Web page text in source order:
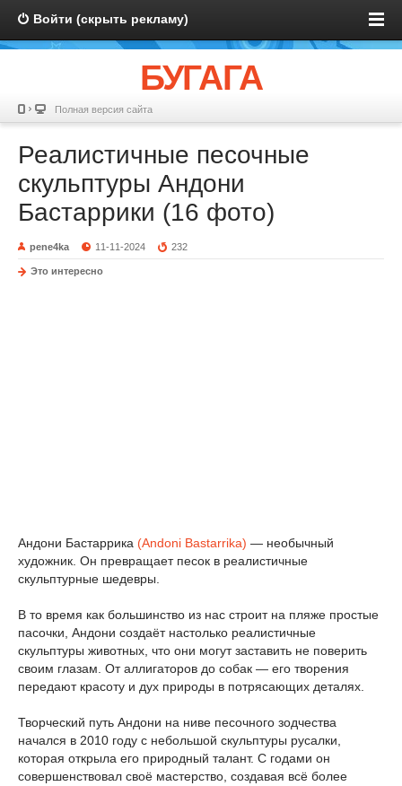
Войти (скрыть рекламу)
БУГАГА
Полная версия сайта
Реалистичные песочные
скульптуры Андони
Бастаррики (16 фото)
pene4ka 11-11-2024 232
Это интересно
Андони Бастаррика (Andoni Bastarrika) — необычный
художник. Он превращает песок в реалистичные
скульптурные шедевры.
В то время как большинство из нас строит на пляже простые
пасочки, Андони создаёт настолько реалистичные
скульптуры животных, что они могут заставить не поверить
своим глазам. От аллигаторов до собак — его творения
передают красоту и дух природы в потрясающих деталях.
Творческий путь Андони на ниве песочного зодчества
начался в 2010 году с небольшой скульптуры русалки,
которая открыла его природный талант. С годами он
совершенствовал своё мастерство, создавая всё более